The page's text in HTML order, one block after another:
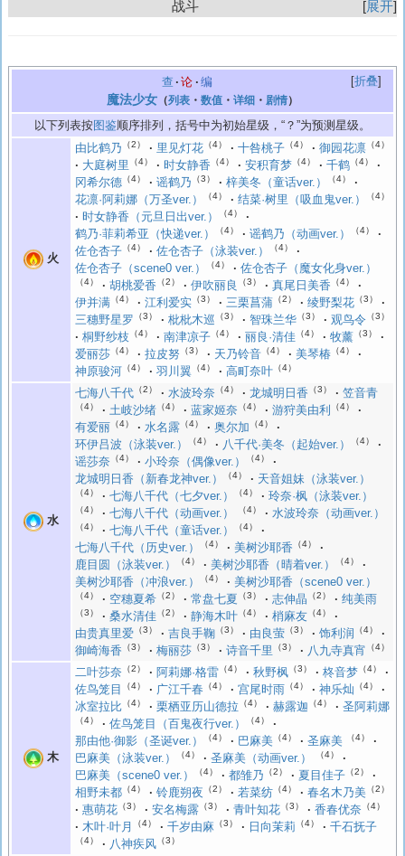
展开
战斗
折叠
查 论 编
魔法少女 （列表 ・ 数值 ・ 详细 ・ 剧情）
以下列表按图鉴顺序排列，括号中为初始星级，“？”为预测星级。
火
由比鹤乃 （2） 里见灯花 （4） 十咎桃子 （4） 御园花凛 （4）
大庭树里 （4） 时女静香 （4） 安积育梦 （4） 千鹤 （4）
冈希尔德 （4） 谣鹤乃 （3） 梓美冬（童话ver.） （4）
花凛·阿莉娜（万圣ver.） （4） 结菜·树里（吸血鬼ver.） （4）
时女静香（元旦日出ver.） （4）
鹤乃·菲莉希亚（快递ver.） （4） 谣鹤乃（动画ver.） （4）
佐仓杏子 （4） 佐仓杏子（泳装ver.） （4）
佐仓杏子（scene0 ver.） （4） 佐仓杏子（魔女化身ver.）
（4） 胡桃爱香 （2） 伊吹丽良 （3） 真尾日美香 （4）
伊并满 （4） 江利爱实 （3） 三栗菖蒲 （2） 绫野梨花 （3）
三穗野星罗 （3） 枇枇木巡 （3） 智珠兰华 （3） 观鸟令 （3）
桐野纱枝 （4） 南津凉子 （4） 丽良·清佳 （4） 牧薰 （3）
爱丽莎 （4） 拉皮努 （3） 天乃铃音 （4） 美琴椿 （4）
神原骏河 （4） 羽川翼 （4） 高町奈叶 （4）
水
七海八千代 （2） 水波玲奈 （4） 龙城明日香 （3） 笠音青
（4） 土岐沙绪 （4） 蓝家姬奈 （4） 游狩美由利 （4）
有爱丽 （4） 水名露 （4） 奥尔加 （4）
环伊吕波（泳装ver.） （4） 八千代·美冬（起始ver.） （4）
谣莎奈 （4） 小玲奈（偶像ver.） （4）
龙城明日香（新春龙神ver.） （4） 天音姐妹（泳装ver.）
（4） 七海八千代（七夕ver.） （4） 玲奈·枫（泳装ver.）
（4） 七海八千代（动画ver.） （4） 水波玲奈（动画ver.）
（4） 七海八千代（童话ver.） （4）
七海八千代（历史ver.） （4） 美树沙耶香 （4）
鹿目圆（泳装ver.） （4） 美树沙耶香（晴着ver.） （4）
美树沙耶香（冲浪ver.） （4） 美树沙耶香（scene0 ver.）
（4） 空穗夏希 （2） 常盘七夏 （3） 志伸晶 （2） 纯美雨
（3） 桑水清佳 （2） 静海木叶 （4） 梢麻友 （4）
由贵真里爱 （3） 吉良手鞠 （3） 由良萤 （3） 饰利润 （4）
御崎海香 （3） 梅丽莎 （3） 诗音千里 （3） 八九寺真宵 （4）
木
二叶莎奈 （2） 阿莉娜·格雷 （4） 秋野枫 （3） 柊音梦 （4）
佐鸟笼目 （4） 广江千春 （4） 宫尾时雨 （4） 神乐灿 （4）
冰室拉比 （4） 栗栖亚历山德拉 （4） 赫露迦 （4） 圣阿莉娜
（4） 佐鸟笼目（百鬼夜行ver.） （4）
那由他·御影（圣诞ver.） （4） 巴麻美 （4） 圣麻美 （4）
巴麻美（泳装ver.） （4） 圣麻美（动画ver.） （4）
巴麻美（scene0 ver.） （4） 都雏乃 （2） 夏目佳子 （2）
相野未都 （4） 铃鹿朔夜 （2） 若菜纺 （4） 春名木乃美 （2）
惠萌花 （3） 安名梅露 （3） 青叶知花 （3） 香春优奈 （4）
木叶·叶月 （4） 千岁由麻 （3） 日向茉莉 （4） 千石抚子
（4） 八神疾风 （3）